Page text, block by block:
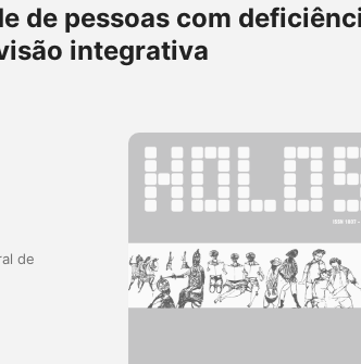
de pessoas com
integrativa
de